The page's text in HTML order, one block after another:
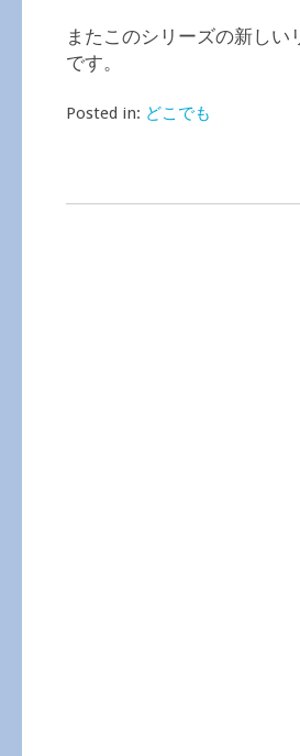
またこのシリーズの新し
です。
Posted in: どこでも